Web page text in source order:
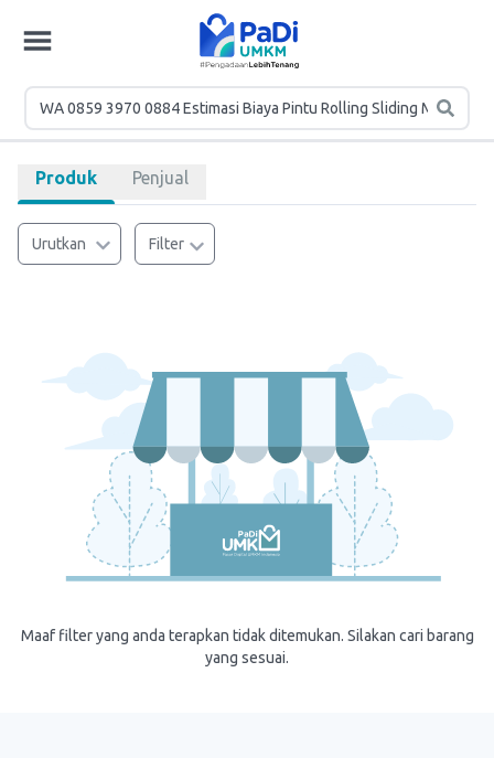
Produk Penjual
Urutkan Filter
Maaf filter yang anda terapkan tidak ditemukan. Silakan cari barang
yang sesuai.